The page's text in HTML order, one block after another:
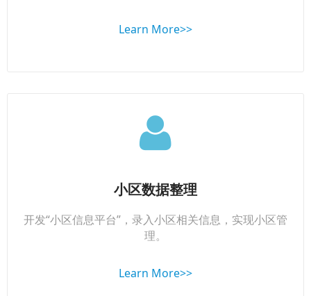
Learn More>>
小区数据整理
开发“小区信息平台”，录入小区相关信息，实现小区管
理。
Learn More>>